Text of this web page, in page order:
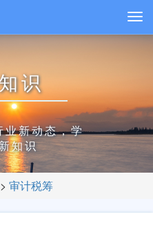
识
业新动态，学
知识
> 审计税筹